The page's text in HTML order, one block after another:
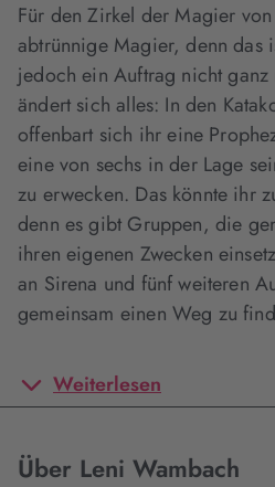
Für den Zirkel der Magier
abtrünnige Magier, denn das
jedoch ein Auftrag nicht ganz
ändert sich alles: In den
offenbart sich ihr eine
eine von sechs in der Lage
zu erwecken. Das könnte ihr
denn es gibt Gruppen, die
ihren eigenen Zwecken
an Sirena und fünf weiteren
gemeinsam einen Weg zu
Weiterlesen
Über Leni Wambach